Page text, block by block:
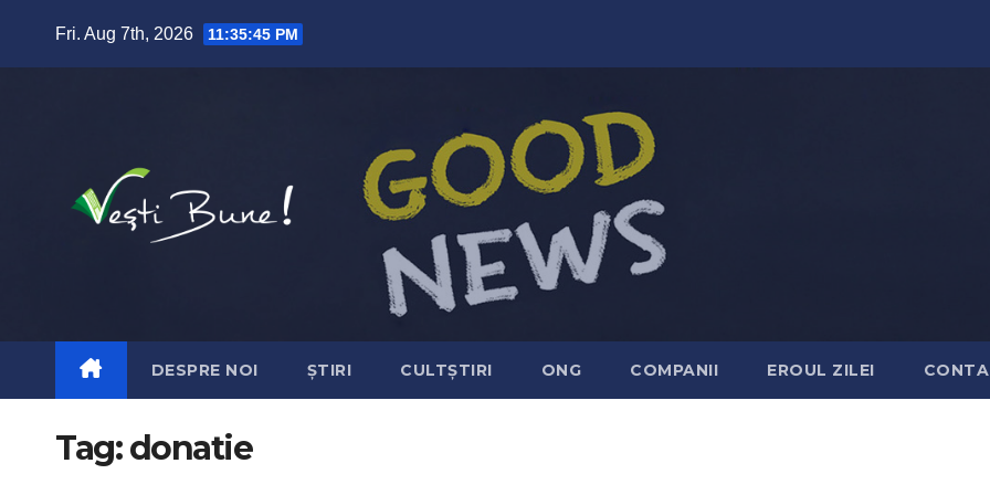
Fri. Aug 7th, 2026
11:35:47 PM
DESPRE NOI ȘTIRI CULTȘTIRI ONG COMPANII EROUL ZILEI
Tag:donatie